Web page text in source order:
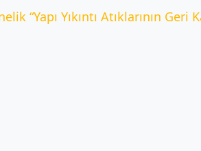
Yıkıntı Atıklarının Geri